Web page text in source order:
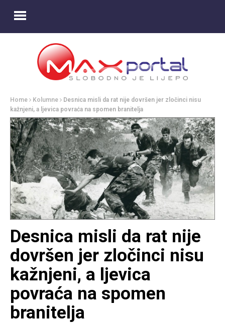
Home Kolumne
Desnica misli da rat nije dovršen jer zločinci nisu
kažnjeni, a ljevica povraća na spomen branitelja
Desnica misli da rat nije
dovršen jer zločinci nisu
kažnjeni, a ljevica
povraća na spomen
branitelja